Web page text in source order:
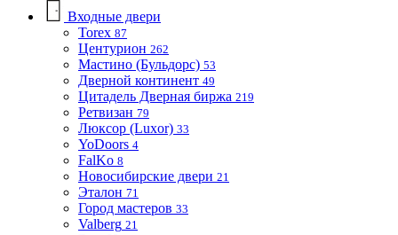
Входные двери
Torex 87
Центурион 262
Мастино (Бульдорс) 53
Дверной континент 49
Цитадель Дверная биржа 219
Ретвизан 79
Люксор (Luxor) 33
YoDoors 4
FalKo 8
Новосибирские двери 21
Эталон 71
Город мастеров 33
Valberg 21